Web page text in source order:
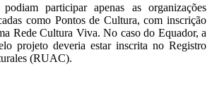
participar apenas as organizações
como Pontos de Cultura, com inscrição
Rede Cultura Viva. No caso do Equador, a
projeto deveria estar inscrita no Registro
(RUAC).